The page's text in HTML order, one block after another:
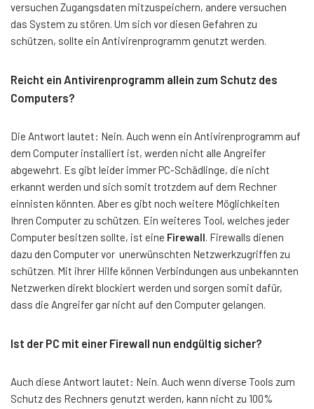
versuchen Zugangsdaten mitzuspeichern, andere versuchen
das System zu stören. Um sich vor diesen Gefahren zu
schützen, sollte ein Antivirenprogramm genutzt werden.
Reicht ein Antivirenprogramm allein zum Schutz des
Computers?
Die Antwort lautet: Nein. Auch wenn ein Antivirenprogramm auf
dem Computer installiert ist, werden nicht alle Angreifer
abgewehrt. Es gibt leider immer PC-Schädlinge, die nicht
erkannt werden und sich somit trotzdem auf dem Rechner
einnisten könnten. Aber es gibt noch weitere Möglichkeiten
Ihren Computer zu schützen. Ein weiteres Tool, welches jeder
Computer besitzen sollte, ist eine Firewall. Firewalls dienen
dazu den Computer vor unerwünschten Netzwerkzugriffen zu
schützen. Mit ihrer Hilfe können Verbindungen aus unbekannten
Netzwerken direkt blockiert werden und sorgen somit dafür,
dass die Angreifer gar nicht auf den Computer gelangen.
Ist der PC mit einer Firewall nun endgültig sicher?
Auch diese Antwort lautet: Nein. Auch wenn diverse Tools zum
Schutz des Rechners genutzt werden, kann nicht zu 100%